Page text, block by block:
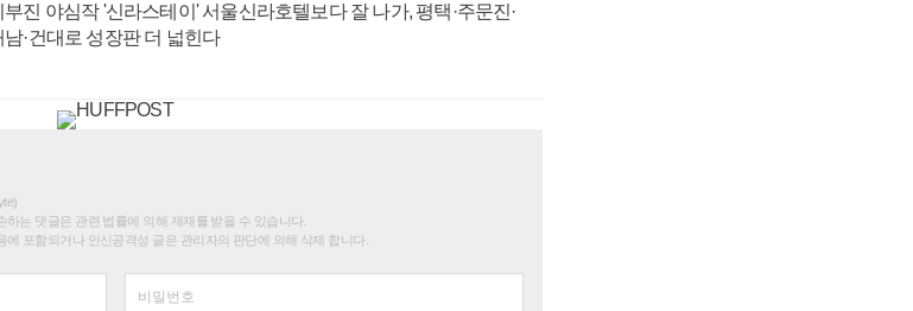
부진 야심작 '신라스테이' 서울신라호텔보다 잘 나가, 평택·주문진·
남·건대로 성장판 더 넓힌다
는 댓글은 관련 법률에 의해 제재를 받을 수 있습니다.
포함되거나 인신공격성 글은 관리자의 판단에 의해 삭제 합니다.